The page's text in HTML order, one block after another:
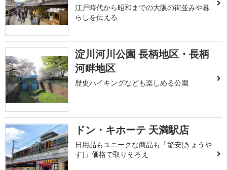
江戸時代から昭和までの大阪の街並みや暮
らしを伝える
淀川河川公園 長柄地区・長柄
河畔地区
歴史ハイキングなども楽しめる公園
ドン・キホーテ 天満駅店
日用品もユニークな商品も「驚安(きょうや
す)」価格で取りそろえ